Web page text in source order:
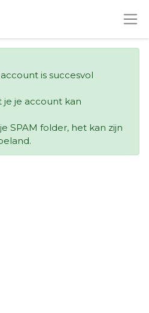
account is succesvol
je je account kan
SPAM folder, het kan zijn